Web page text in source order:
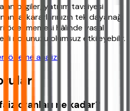
bilgiler, yatırım tavsiyesi
kararlarınızın tek dayanağı
ödenmemesi hâlinde yasal
notunuzu olumsuz etkileyebilir.
ödeme analizi
oranları ne kadar?